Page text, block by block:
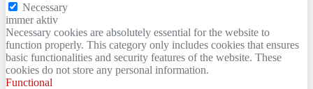
Necessary
immer aktiv
Necessary cookies are absolutely essential for the website to
function properly. This category only includes cookies that ensures
basic functionalities and security features of the website. These
cookies do not store any personal information.
Functional